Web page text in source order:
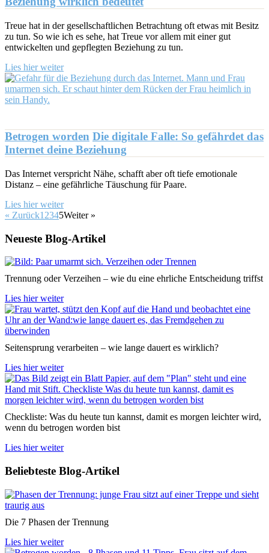
Treue hat in der gesellschaftlichen Betrachtung oft etwas mit Besitz
zu tun. So wie ich es sehe, hat Treue vor allem mit einer gut
entwickelten und gepflegten Beziehung zu tun.
Lies hier weiter
Betrogen worden Die digitale Falle: So gefährdet das
Internet deine Beziehung
Das Internet verspricht Nähe, schafft aber oft tiefe emotionale
Distanz – eine gefährliche Täuschung für Paare.
Lies hier weiter
« Zurück1 2345Weiter »
Neueste Blog-Artikel
Trennung oder Verzeihen – wie du eine ehrliche Entscheidung triffst
Lies hier weiter
Seitensprung verarbeiten – wie lange dauert es wirklich?
Lies hier weiter
Checkliste: Was du heute tun kannst, damit es morgen leichter wird,
wenn du betrogen worden bist
Lies hier weiter
Beliebteste Blog-Artikel
Die 7 Phasen der Trennung
Lies hier weiter